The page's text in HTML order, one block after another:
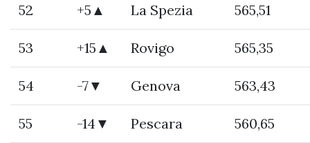
52 +5▲ La Spezia 565,51
53 +15▲ Rovigo 565,35
54 -7▼ Genova 563,43
55 -14▼ Pescara 560,65